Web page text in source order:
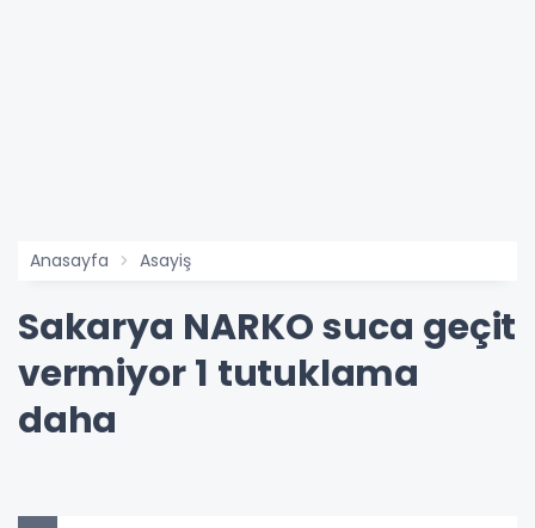
Anasayfa Asayiş
Sakarya NARKO suca geçit
vermiyor 1 tutuklama
daha